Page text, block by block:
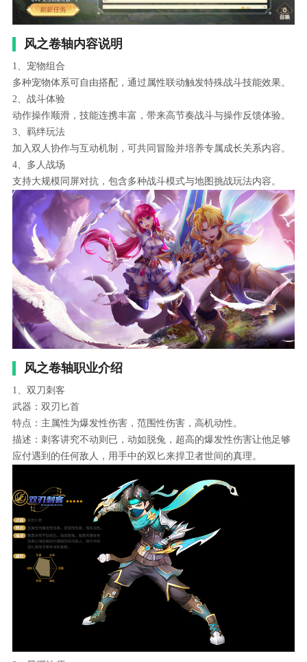
风之卷轴内容说明
1、宠物组合
多种宠物体系可自由搭配，通过属性联动触发特殊战斗技能效果。
2、战斗体验
动作操作顺滑，技能连携丰富，带来高节奏战斗与操作反馈体验。
3、羁绊玩法
加入双人协作与互动机制，可共同冒险并培养专属成长关系内容。
4、多人战场
支持大规模同屏对抗，包含多种战斗模式与地图挑战玩法内容。
风之卷轴职业介绍
1、双刀刺客
武器：双刃匕首
特点：主属性为爆发性伤害，范围性伤害，高机动性。
描述：刺客讲究不动则已，动如脱兔，超高的爆发性伤害让他足够
应付遇到的任何敌人，用手中的双匕来捍卫者世间的真理。